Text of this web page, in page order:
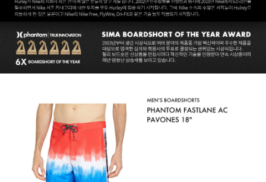
페이코 ID로 페
PAYCO 바로